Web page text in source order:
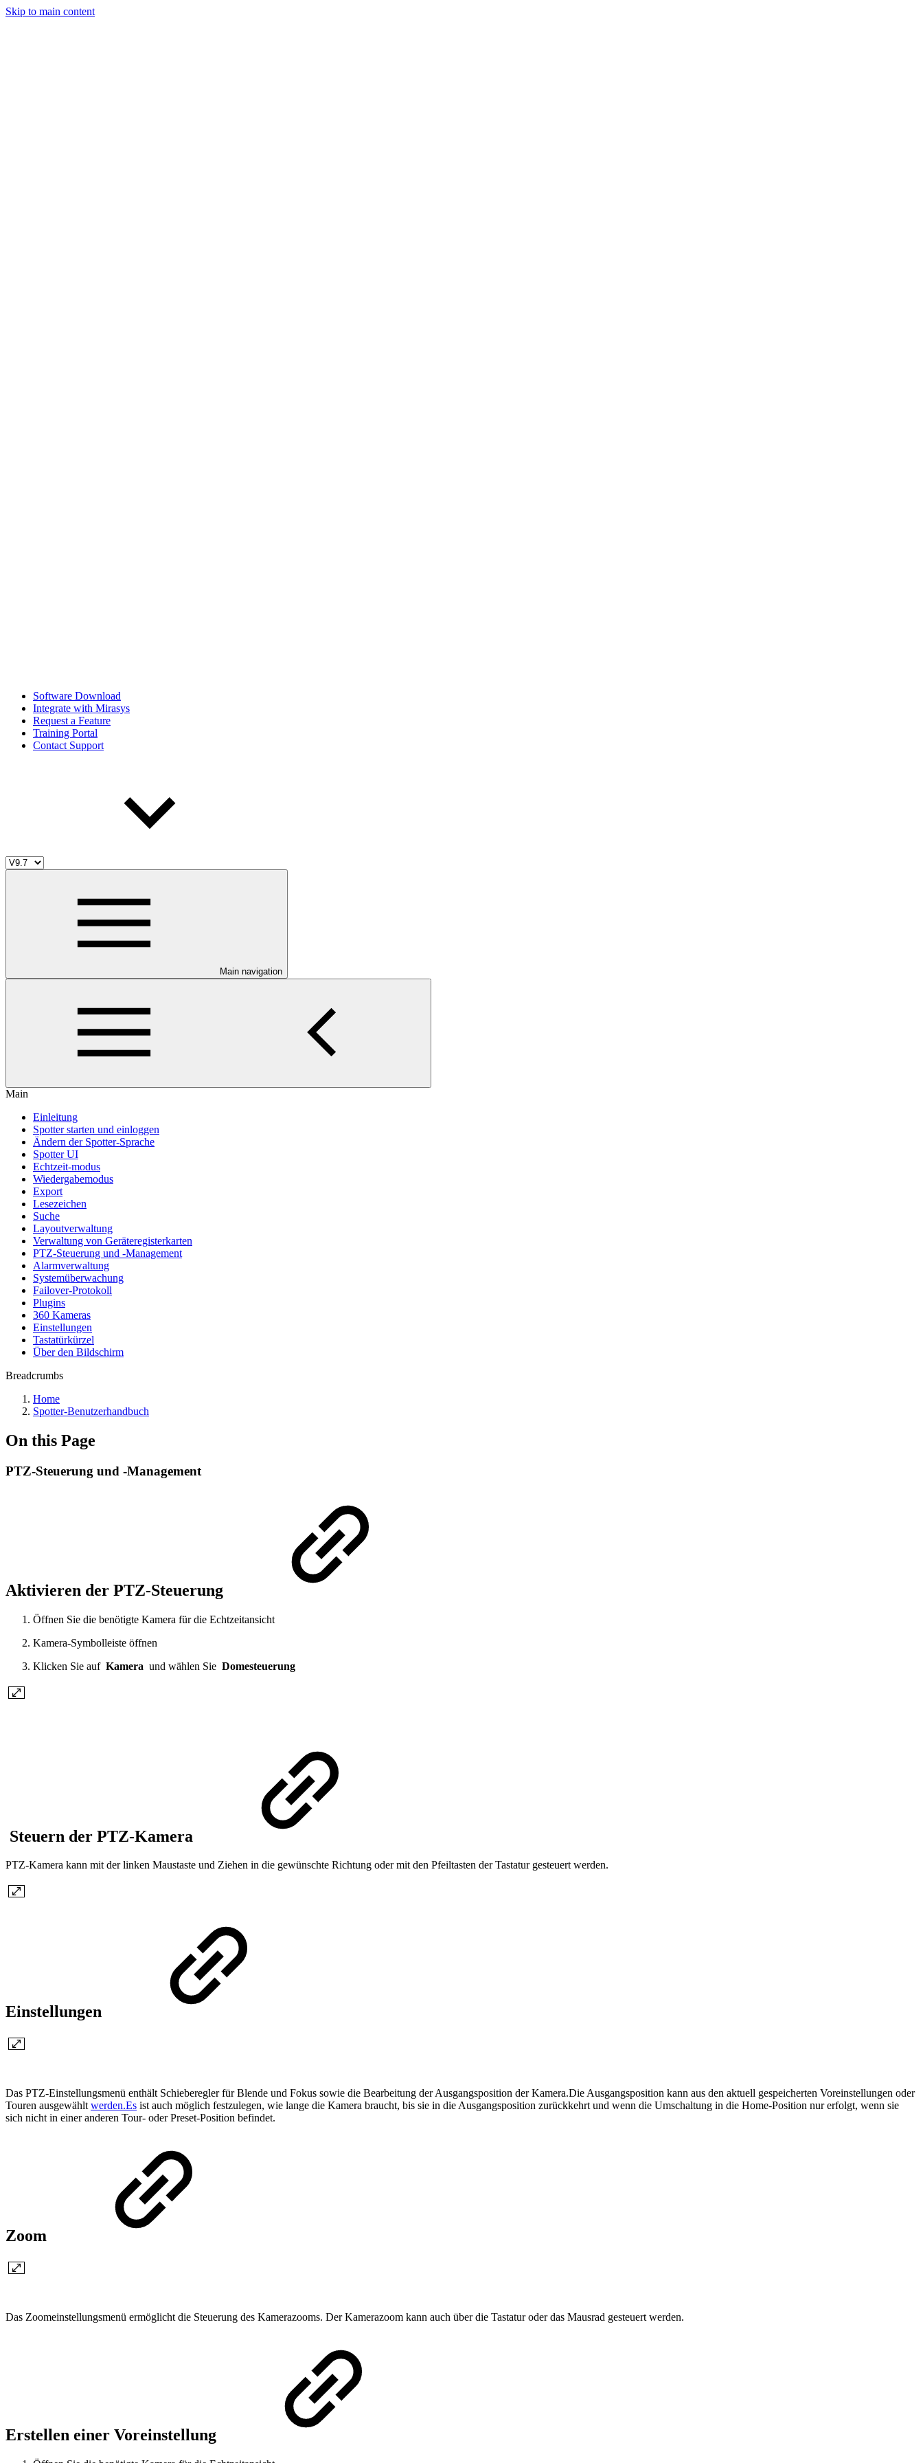
Skip to main content
Software Download
Integrate with Mirasys
Request a Feature
Training Portal
Contact Support
Main navigation
Main
Einleitung
Spotter starten und einloggen
Ändern der Spotter-Sprache
Spotter UI
Echtzeit-modus
Wiedergabemodus
Export
Lesezeichen
Suche
Layoutverwaltung
Verwaltung von Geräteregisterkarten
PTZ-Steuerung und -Management
Alarmverwaltung
Systemüberwachung
Failover-Protokoll
Plugins
360 Kameras
Einstellungen
Tastatürkürzel
Über den Bildschirm
Breadcrumbs
Home
Spotter-Benutzerhandbuch
On this Page
PTZ-Steuerung und -Management
Aktivieren der PTZ-Steuerung
Öffnen Sie die benötigte Kamera für die Echtzeitansicht
Kamera-Symbolleiste öffnen
Klicken Sie auf Kamera und wählen Sie Domesteuerung
Steuern der PTZ-Kamera
PTZ-Kamera kann mit der linken Maustaste und Ziehen in die gewünschte Richtung oder mit den Pfeiltasten der Tastatur gesteuert werden.
Einstellungen
Das PTZ-Einstellungsmenü enthält Schieberegler für Blende und Fokus sowie die Bearbeitung der Ausgangsposition der Kamera.Die Ausgangsposition kann aus den aktuell gespeicherten Voreinstellungen oder
Touren ausgewählt werden.Es ist auch möglich festzulegen, wie lange die Kamera braucht, bis sie in die Ausgangsposition zurückkehrt und wenn die Umschaltung in die Home-Position nur erfolgt, wenn sie
sich nicht in einer anderen Tour- oder Preset-Position befindet.
Zoom
Das Zoomeinstellungsmenü ermöglicht die Steuerung des Kamerazooms. Der Kamerazoom kann auch über die Tastatur oder das Mausrad gesteuert werden.
Erstellen einer Voreinstellung